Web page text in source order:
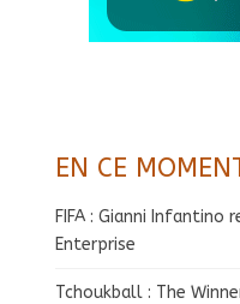
EN CE
FIFA : Gianni Infantino
Enterprise
Tchoukball : The